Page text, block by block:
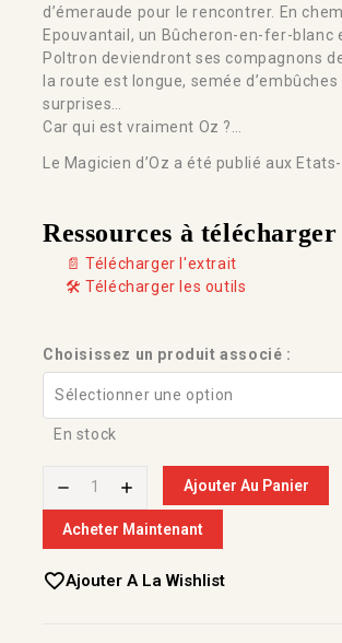
d’émeraude pour le rencontrer. En
Epouvantail, un Bûcheron-en-fer-blanc
Poltron deviendront ses compagnons
la route est longue, semée d’embûches
surprises…
Car qui est vraiment Oz ?…
Le Magicien d’Oz a été publié aux
Ressources à télécharger
📄 Télécharger l'extrait
🛠️ Télécharger les outils
Choisissez un produit associé :
En stock
Ajouter Au Panier
Acheter Maintenant
Ajouter A La Wishlist